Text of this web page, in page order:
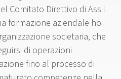
Comitato Direttivo di Assil
formazione aziendale ho
societaria, che
di operazioni
fino al processo di